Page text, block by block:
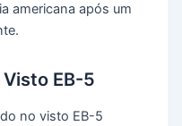
americana após um
EB-5
no visto EB-5